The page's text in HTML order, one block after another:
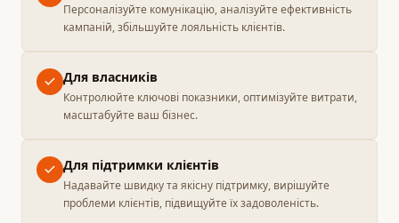
Персоналізуйте комунікацію, аналізуйте ефективність
кампаній, збільшуйте лояльність клієнтів.
Для власників
Контролюйте ключові показники, оптимізуйте витрати,
масштабуйте ваш бізнес.
Для підтримки клієнтів
Надавайте швидку та якісну підтримку, вирішуйте
проблеми клієнтів, підвищуйте їх задоволеність.